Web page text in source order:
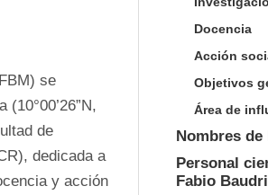
se
de
dedicada a
y acción
Docencia
Acción
Objetivos
Área de
Nombres
Personal
Fabio